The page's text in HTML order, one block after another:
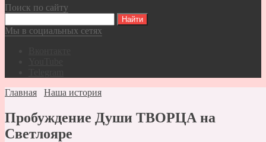
Поиск по сайту
Мы в социальных сетях
Главная
Наша история
Пробуждение Души ТВОРЦА на
Светлояре